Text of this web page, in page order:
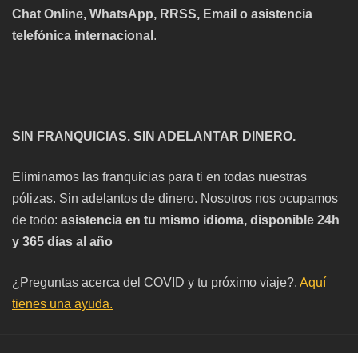
Chat Online, WhatsApp, RRSS, Email o asistencia
telefónica internacional .
SIN FRANQUICIAS. SIN ADELANTAR DINERO.
Eliminamos las franquicias para ti en todas nuestras
pólizas. Sin adelantos de dinero. Nosotros nos ocupamos
de todo: asistencia en tu mismo idioma, disponible 24h
y 365 días al año
¿Preguntas acerca del COVID y tu próximo viaje?. Aquí
tienes una ayuda.